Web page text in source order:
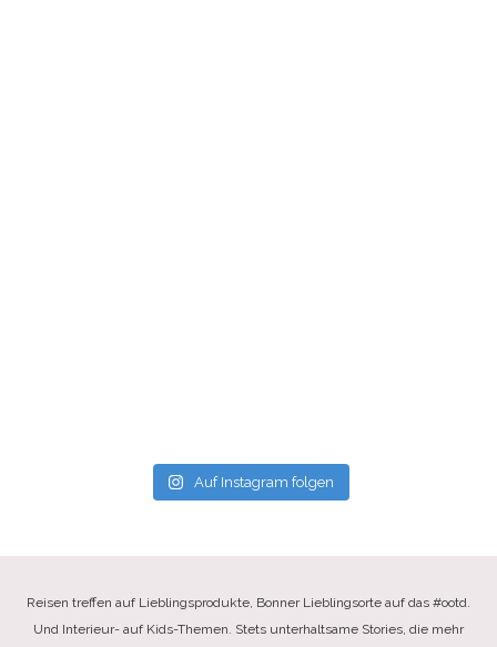
Auf Instagram folgen
Reisen treffen auf Lieblingsprodukte, Bonner Lieblingsorte auf das #ootd.
Und Interieur- auf Kids-Themen. Stets unterhaltsame Stories, die mehr